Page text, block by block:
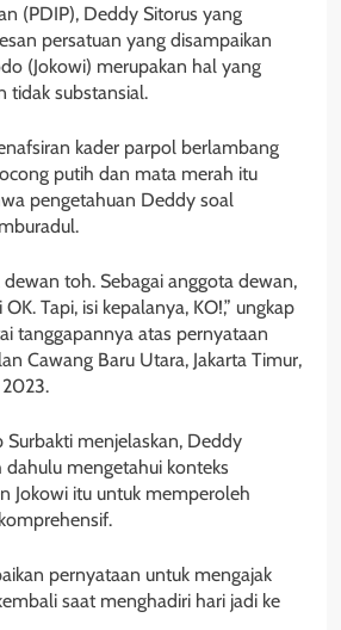
(PDIP), Deddy Sitorus yang
persatuan yang disampaikan
(Jokowi) merupakan hal yang
tidak substansial.
kader parpol berlambang
putih dan mata merah itu
pengetahuan Deddy soal
toh. Sebagai anggota dewan,
Tapi, isi kepalanya, KO!,” ungkap
tanggapannya atas pernyataan
Cawang Baru Utara, Jakarta Timur,
Surbakti menjelaskan, Deddy
mengetahui konteks
Jokowi itu untuk memperoleh
pernyataan untuk mengajak
saat menghadiri hari jadi ke